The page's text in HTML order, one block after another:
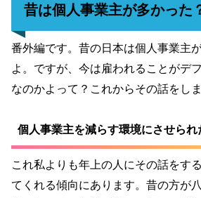
昔は個人事業主が多かった
番外編です。昔の日本は個人事業主
よ。ですが、今は雇われることがデ
なのかよって？これからその話をしま
個人事業主を減らす環境にさせられ
これ私よりも年上の人にその話をす
てくれる傾向にあります。昔の方が